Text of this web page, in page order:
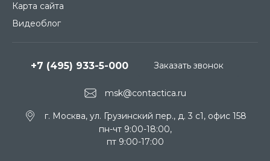
Карта сайта
Видеоблог
msk@contactica.ru
+7 (495) 933-5-000
г. Москва, ул. Грузинский пер., д. 3 c1, офис 158
пн-чт 9:00-18:00,
пт 9:00-17:00
Заказать звонок